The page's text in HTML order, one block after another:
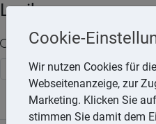
Lexika
Volltext-Suche in den Lexika
Steuerlexikon
Cookie-
Wir nutzen Cookies für
Webseitenanzeige, zur
Marketing. Klicken Sie
stimmen Sie damit dem